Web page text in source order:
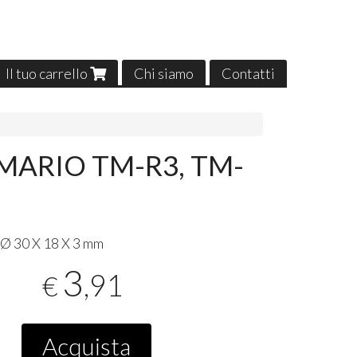
Il tuo carrello Chi siamo Contatti
TM-R3, TM-
30 X 18 X 3 mm
€ 3,91
Acquista